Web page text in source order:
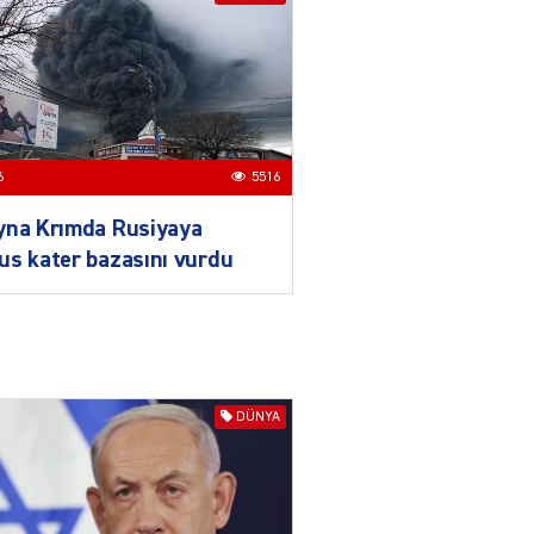
Məcəlləsində dəyişikliyi
TƏSDİQLƏDİ
04.08.2026
Nazirdən Orta Dəhliz
04.08.2026
Sədərəkdən Culfaya icra
başçısı göndərildi
04.08.2026 4404
5516
Krımda Rusiyaya
kater bazasını vurdu
DÜNYA